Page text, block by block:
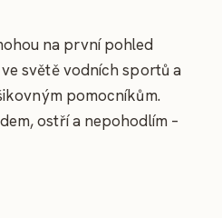
na první pohled
světě vodních sportů a
pomocníkům.
ostří a nepohodlím –